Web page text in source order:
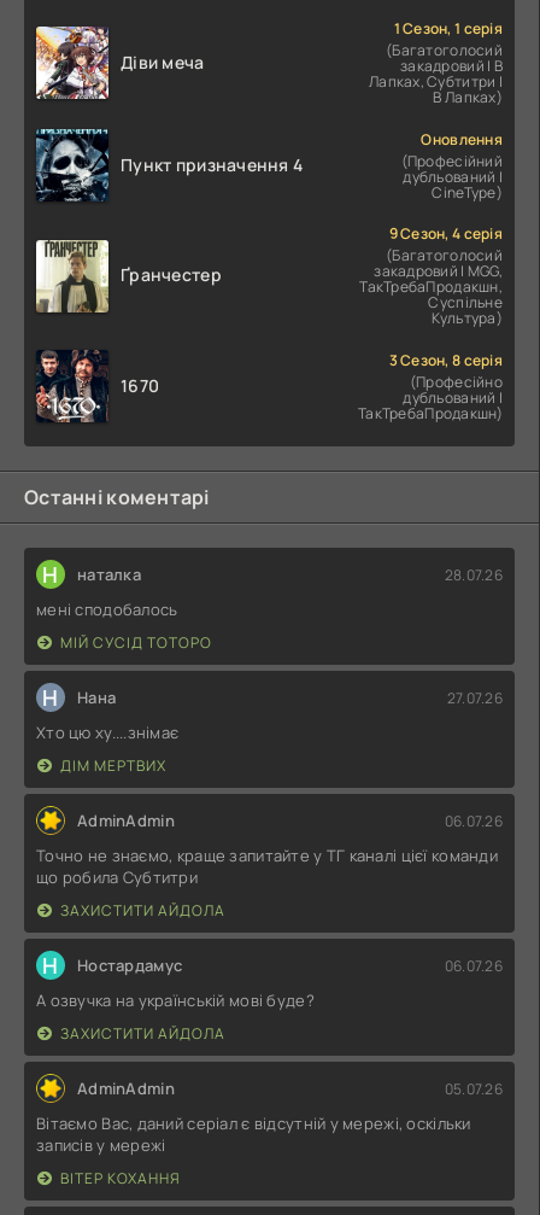
Діви меча
1 Сезон, 1 серія
(Багатоголосий
закадровий | В
Лапках, Субтитри |
В Лапках)
Пункт призначення 4
Оновлення
(Професійний
дубльований |
CineType)
Ґранчестер
9 Сезон, 4 серія
(Багатоголосий
закадровий | MGG,
ТакТребаПродакшн,
Суспільне
Культура)
1670
3 Сезон, 8 серія
(Професійно
дубльований |
ТакТребаПродакшн)
Останні коментарі
Н наталка 28.07.26
мені сподобалось
МІЙ СУСІД ТОТОРО
Н Нана 27.07.26
Хто цю ху....знімає
ДІМ МЕРТВИХ
AdminAdmin 06.07.26
Точно не знаємо, краще запитайте у ТГ каналі цієї команди
що робила Субтитри
ЗАХИСТИТИ АЙДОЛА
Н Ностардамус 06.07.26
А озвучка на українській мові буде?
ЗАХИСТИТИ АЙДОЛА
AdminAdmin 05.07.26
Вітаємо Вас, даний серіал є відсутній у мережі, оскільки
записів у мережі
ВІТЕР КОХАННЯ